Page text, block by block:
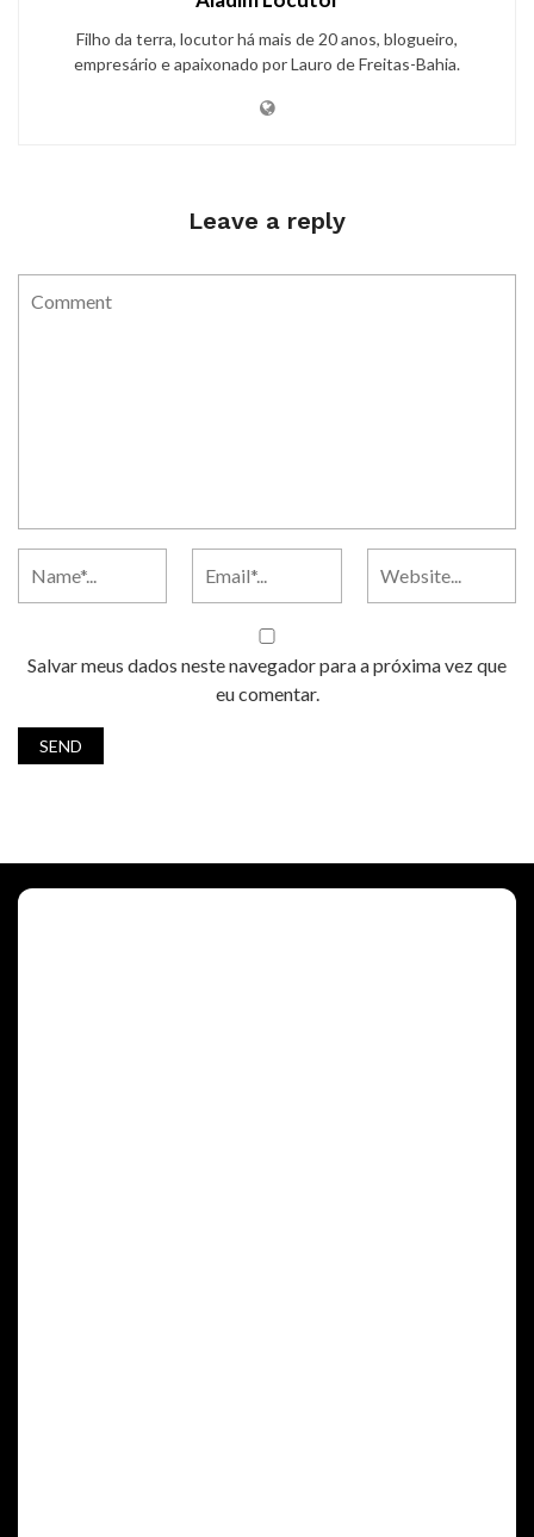
Filho da terra, locutor há mais de 20 anos, blogueiro,
empresário e apaixonado por Lauro de Freitas-Bahia.
Leave a reply
Salvar meus dados neste navegador para a próxima vez que
eu comentar.